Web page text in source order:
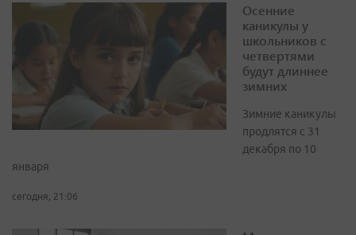
Осенние
каникулы у
школьников с
четвертями
будут длиннее
зимних
Зимние каникулы
продлятся с 31
декабря по 10
января
сегодня, 21:06